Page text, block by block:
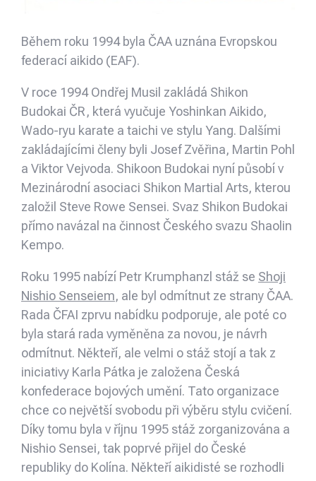
Během roku 1994 byla ČAA uznána Evropskou
federací aikido (EAF).
V roce 1994 Ondřej Musil zakládá Shikon
Budokai ČR, která vyučuje Yoshinkan Aikido,
Wado-ryu karate a taichi ve stylu Yang. Dalšími
zakládajícími členy byli Josef Zvěřina, Martin Pohl
a Viktor Vejvoda. Shikoon Budokai nyní působí v
Mezinárodní asociaci Shikon Martial Arts, kterou
založil Steve Rowe Sensei. Svaz Shikon Budokai
přímo navázal na činnost Českého svazu Shaolin
Kempo.
Roku 1995 nabízí Petr Krumphanzl stáž se Shoji
Nishio Senseiem, ale byl odmítnut ze strany ČAA.
Rada ČFAI zprvu nabídku podporuje, ale poté co
byla stará rada vyměněna za novou, je návrh
odmítnut. Někteří, ale velmi o stáž stojí a tak z
iniciativy Karla Pátka je založena Česká
konfederace bojových umění. Tato organizace
chce co největší svobodu při výběru stylu cvičení.
Díky tomu byla v říjnu 1995 stáž zorganizována a
Nishio Sensei, tak poprvé přijel do České
republiky do Kolína. Někteří aikidisté se rozhodli